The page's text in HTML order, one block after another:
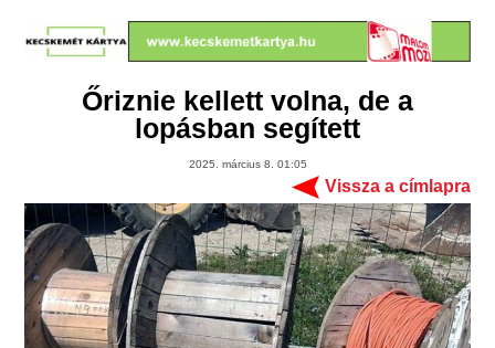
Őriznie kellett volna, de a
lopásban segített
2025. március 8. 01:05
Vissza a címlapra